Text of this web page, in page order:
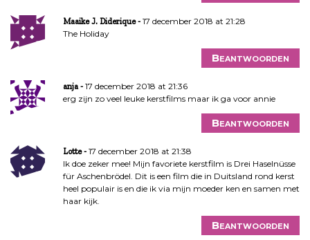
Maaike J. Diderique
17 december 2018 at 21:28
The Holiday
Beantwoorden
anja
17 december 2018 at 21:36
erg zijn zo veel leuke kerstfilms maar ik ga voor annie
Beantwoorden
Lotte
17 december 2018 at 21:38
Ik doe zeker mee! Mijn favoriete kerstfilm is Drei Haselnüsse
für Aschenbrödel. Dit is een film die in Duitsland rond kerst
heel populair is en die ik via mijn moeder ken en samen met
haar kijk.
Beantwoorden